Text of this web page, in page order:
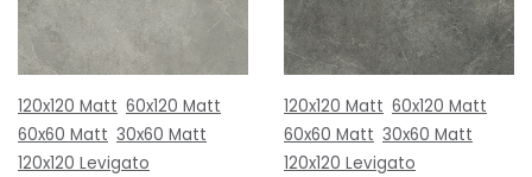
120x120 Matt 60x120 Matt
60x60 Matt 30x60 Matt
120x120 Levigato
120x120 Matt 60x120 Matt
60x60 Matt 30x60 Matt
120x120 Levigato